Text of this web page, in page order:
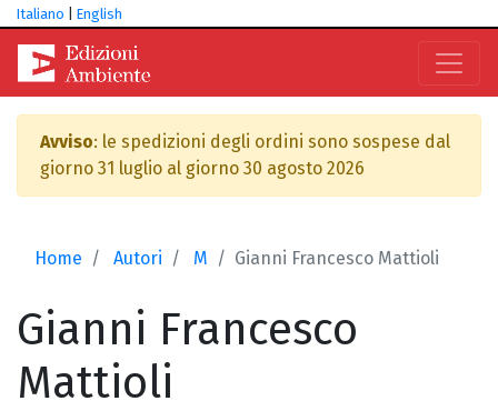
Italiano English
Avviso: le spedizioni degli ordini sono sospese dal
giorno 31 luglio al giorno 30 agosto 2026
Home Autori M Gianni Francesco Mattioli
Gianni Francesco
Mattioli